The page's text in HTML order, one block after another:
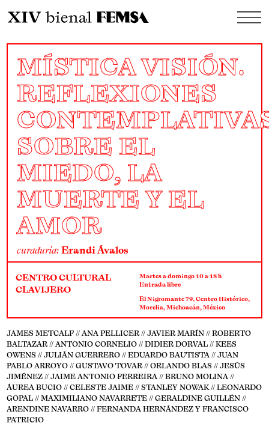
MÍSTICA VISIÓN.
REFLEXIONES
SOBRE EL
MIEDO, LA
MUERTE Y EL
AMOR
curaduría:Erandi Ávalos
CENTRO CULTURAL
CLAVIJERO
Martes a domingo 10 a 18 h
Entrada libre
El Nigromante 79, Centro Histórico,
Morelia, Michoacán, México
JAMES METCALF // ANA PELLICER // JAVIER MARÍN // ROBERTO
BALTAZAR // ANTONIO CORNELIO // DIDIER DORVAL // KEES
OWENS // JULIÁN GUERRERO // EDUARDO BAUTISTA // JUAN
PABLO ARROYO // GUSTAVO TOVAR // ORLANDO BLAS // JESÚS
JIMÉNEZ // JAIME ANTONIO FERREIRA // BRUNO MOLINA //
ÁUREA BUCIO // CELESTE JAIME // STANLEY NOWAK // LEONARDO
GOPAL // MAXIMILIANO NAVARRETE // GERALDINE GUILLÉN //
ARENDINE NAVARRO // FERNANDA HERNÁNDEZ Y FRANCISCO
PATRICIO